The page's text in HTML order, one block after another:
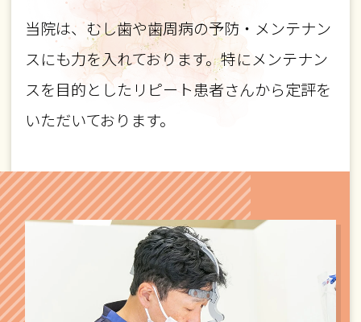
当院は、むし歯や歯周病の予防・メンテナン
スにも力を入れております。特にメンテナン
スを目的としたリピート患者さんから定評を
いただいております。